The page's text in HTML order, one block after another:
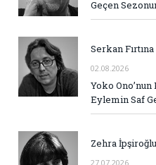
Geçen
Serkan Fırtına
02.08.2026
Yoko
Eylemin Saf
Zehra İpşiroğlu
27.07.2026